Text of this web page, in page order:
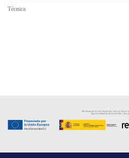
Técnica